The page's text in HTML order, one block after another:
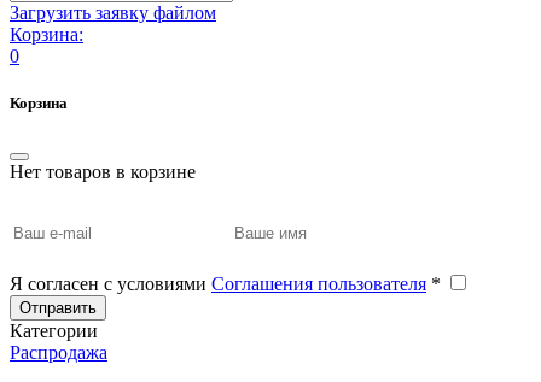
Загрузить заявку файлом
Корзина:
0
Корзина
Нет товаров в корзине
Я согласен с условиями Соглашения пользователя *
Отправить
Категории
Распродажа